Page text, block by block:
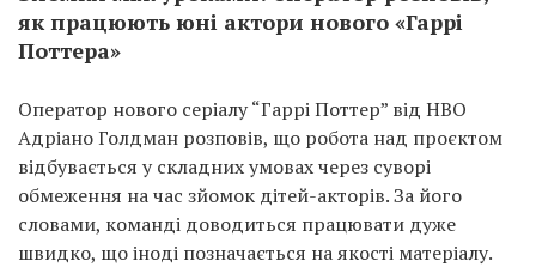
як працюють юні актори нового «Гаррі
Поттера»
Оператор нового серіалу “Гаррі Поттер” від HBO
Адріано Голдман розповів, що робота над проєктом
відбувається у складних умовах через суворі
обмеження на час зйомок дітей-акторів. За його
словами, команді доводиться працювати дуже
швидко, що іноді позначається на якості матеріалу.